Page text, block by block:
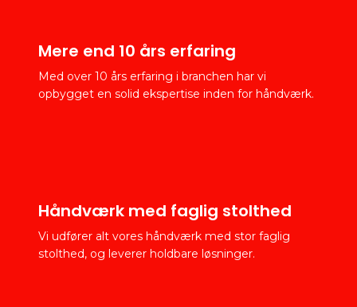
Mere end 10 års erfaring
Med over 10 års erfaring i branchen har vi
opbygget en solid ekspertise inden for håndværk.
Håndværk med faglig stolthed
Vi udfører alt vores håndværk med stor faglig
stolthed, og leverer holdbare løsninger.